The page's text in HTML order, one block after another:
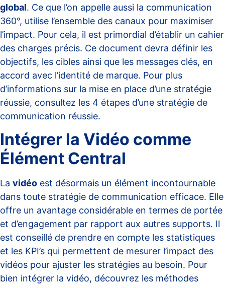
global. Ce que l’on appelle aussi la communication
360°, utilise l’ensemble des canaux pour maximiser
l’impact. Pour cela, il est primordial d’établir un cahier
des charges précis. Ce document devra définir les
objectifs, les cibles ainsi que les messages clés, en
accord avec l’identité de marque. Pour plus
d’informations sur la mise en place d’une stratégie
réussie, consultez les 4 étapes d’une stratégie de
communication réussie.
Intégrer la Vidéo comme
Élément Central
La vidéo est désormais un élément incontournable
dans toute stratégie de communication efficace. Elle
offre un avantage considérable en termes de portée
et d’engagement par rapport aux autres supports. Il
est conseillé de prendre en compte les statistiques
et les KPI’s qui permettent de mesurer l’impact des
vidéos pour ajuster les stratégies au besoin. Pour
bien intégrer la vidéo, découvrez les méthodes